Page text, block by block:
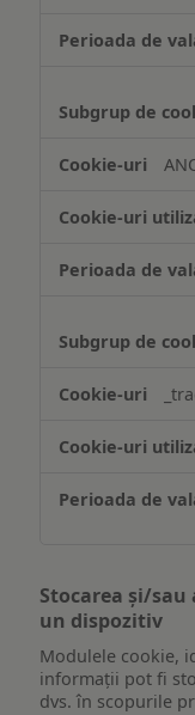
Stocarea și/
un dispozitiv
Modulele cookie,
informații pot fi
dvs. în scopurile